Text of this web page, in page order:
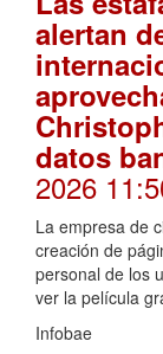
alertan
datos
2026
La empresa de
creación de
personal de los
ver la película
Infobae